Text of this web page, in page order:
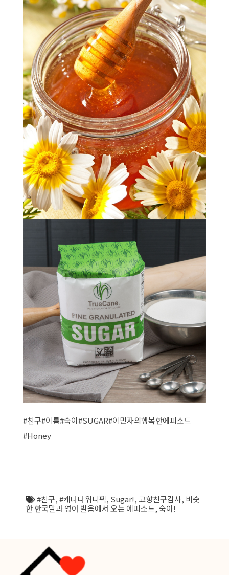
#친구#이름#숙이#SUGAR#이민자의행복한에피소드
#Honey
#친구,#캐나다위니펙, Sugar!, 고향친구감사, 비슷
한 한국말과 영어 발음에서 오는 에피소드,숙아!